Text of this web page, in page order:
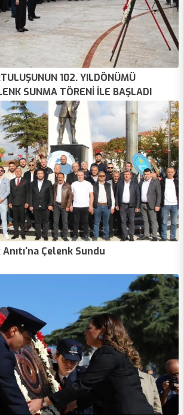
102. YILDÖNÜMÜ
SUNMA TÖRENİ İLE BAŞLADI
Çelenk Sundu